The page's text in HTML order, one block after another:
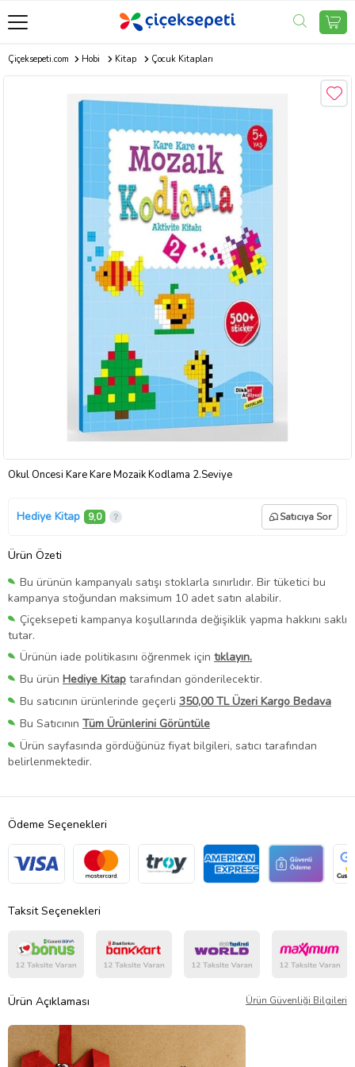
Çiçeksepeti.com Hobi Kitap Çocuk Kitapları
Okul Öncesi Kare Kare Mozaik Kodlama 2.Seviye
Hediye Kitap 9,0 Satıcıya Sor
Ürün Özeti
Bu ürünün kampanyalı satışı stoklarla sınırlıdır. Bir tüketici bu
kampanya stoğundan maksimum 10 adet satın alabilir.
Çiçeksepeti kampanya koşullarında değişiklik yapma hakkını saklı
tutar.
Ürünün iade politikasını öğrenmek için tıklayın.
Bu ürün Hediye Kitap tarafından gönderilecektir.
Bu satıcının ürünlerinde geçerli 350,00 TL Üzeri Kargo Bedava
Bu Satıcının Tüm Ürünlerini Görüntüle
Ürün sayfasında gördüğünüz fiyat bilgileri, satıcı tarafından
belirlenmektedir.
Ödeme Seçenekleri
Taksit Seçenekleri
Ürün Açıklaması Ürün Güvenliği Bilgileri